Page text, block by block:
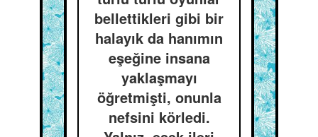
bellettikleri gibi bir
halayık da hanımın
eşeğine insana
yaklaşmayı
öğretmişti, onunla
nefsini körledi.